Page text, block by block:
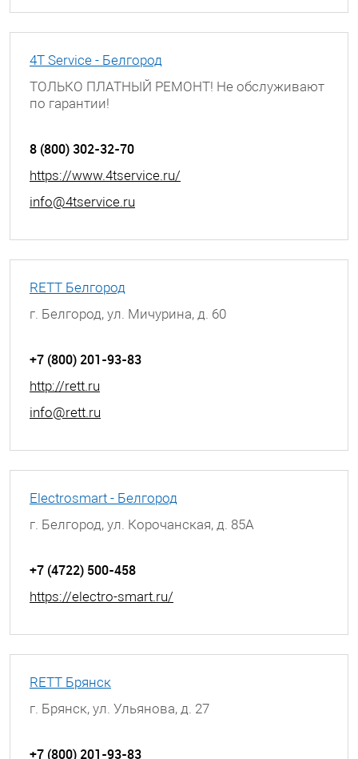
4T Service - Белгород
ТОЛЬКО ПЛАТНЫЙ РЕМОНТ! Не обслуживают
по гарантии!
8 (800) 302-32-70
https://www.4tservice.ru/
info@4tservice.ru
RETT Белгород
г. Белгород, ул. Мичурина, д. 60
+7 (800) 201-93-83
http://rett.ru
info@rett.ru
Electrosmart - Белгород
г. Белгород, ул. Корочанская, д. 85А
+7 (4722) 500-458
https://electro-smart.ru/
RETT Брянск
г. Брянск, ул. Ульянова, д. 27
+7 (800) 201-93-83